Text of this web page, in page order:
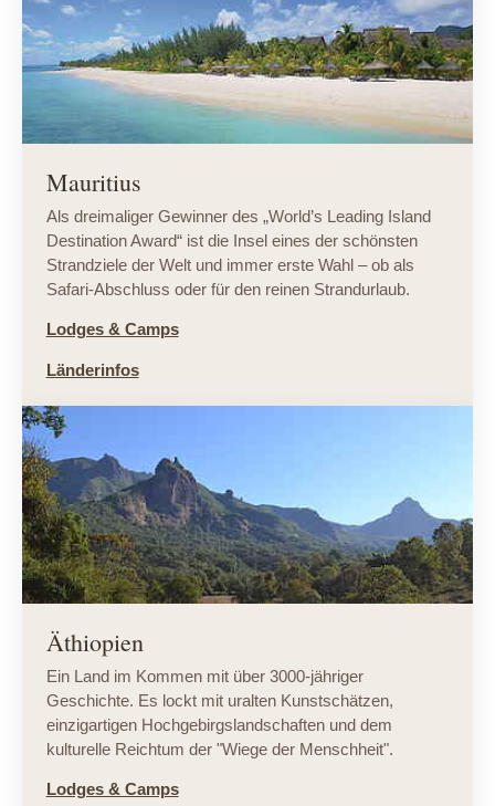
Mauritius
Als dreimaliger Gewinner des „World’s Leading Island
Destination Award“ ist die Insel eines der schönsten
Strandziele der Welt und immer erste Wahl – ob als
Safari-Abschluss oder für den reinen Strandurlaub.
Lodges & Camps
Länderinfos
Äthiopien
Ein Land im Kommen mit über 3000-jähriger
Geschichte. Es lockt mit uralten Kunstschätzen,
einzigartigen Hochgebirgslandschaften und dem
kulturelle Reichtum der "Wiege der Menschheit".
Lodges & Camps